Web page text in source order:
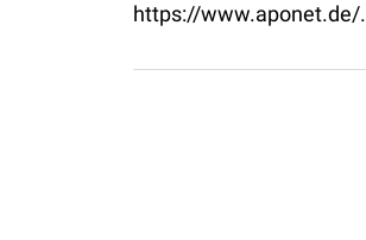
https://www.aponet.de/.